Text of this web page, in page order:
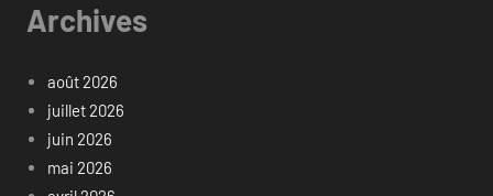
Archives
août 2026
juillet 2026
juin 2026
mai 2026